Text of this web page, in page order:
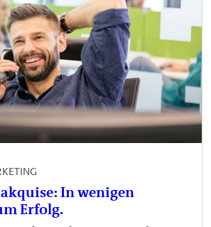
In wenigen
Erfolg.